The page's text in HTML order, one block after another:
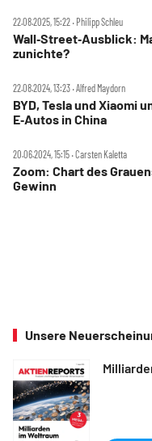
22.08.2025, 15:22 ‧ Philipp Schleu
Wall‑Street‑Ausblick:
zunichte?
22.08.2024, 13:23 ‧ Alfred Maydorn
BYD, Tesla und Xiaomi
E‑Autos in China
20.06.2024, 15:15 ‧ Carsten Kaletta
Zoom: Chart des
Gewinn
Unsere